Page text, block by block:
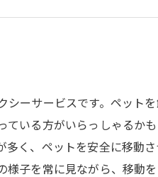
わが家に合ったプランを選
ーサービスです。ペット
いる方がいらっしゃるか
く、ペットを安全に移動
子を常に見ながら、移動